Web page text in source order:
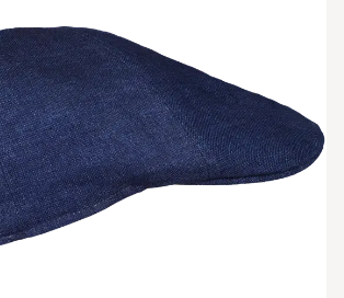
Avaa tuotekuva suurennettuna